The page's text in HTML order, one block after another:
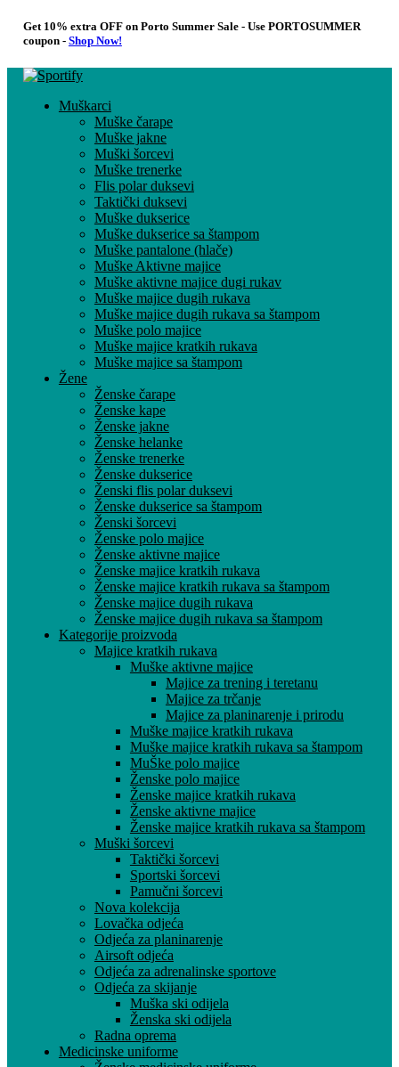
Get 10% extra OFF on Porto Summer Sale - Use PORTOSUMMER
coupon - Shop Now!
Muškarci
Muške čarape
Muške jakne
Muški šorcevi
Muške trenerke
Flis polar duksevi
Taktički duksevi
Muške dukserice
Muške dukserice sa štampom
Muške pantalone (hlače)
Muške Aktivne majice
Muške aktivne majice dugi rukav
Muške majice dugih rukava
Muške majice dugih rukava sa štampom
Muške polo majice
Muške majice kratkih rukava
Muške majice sa štampom
Žene
Ženske čarape
Ženske kape
Ženske jakne
Ženske helanke
Ženske trenerke
Ženske dukserice
Ženski flis polar duksevi
Ženske dukserice sa štampom
Ženski šorcevi
Ženske polo majice
Ženske aktivne majice
Ženske majice kratkih rukava
Ženske majice kratkih rukava sa štampom
Ženske majice dugih rukava
Ženske majice dugih rukava sa štampom
Kategorije proizvoda
Majice kratkih rukava
Muške aktivne majice
Majice za trening i teretanu
Majice za trčanje
Majice za planinarenje i prirodu
Muške majice kratkih rukava
Muške majice kratkih rukava sa štampom
MuŠke polo majice
Ženske polo majice
Ženske majice kratkih rukava
Ženske aktivne majice
Ženske majice kratkih rukava sa štampom
Muški šorcevi
Taktički šorcevi
Sportski šorcevi
Pamučni šorcevi
Nova kolekcija
Lovačka odjeća
Odjeća za planinarenje
Airsoft odjeća
Odjeća za adrenalinske sportove
Odjeća za skijanje
Muška ski odijela
Ženska ski odijela
Radna oprema
Medicinske uniforme